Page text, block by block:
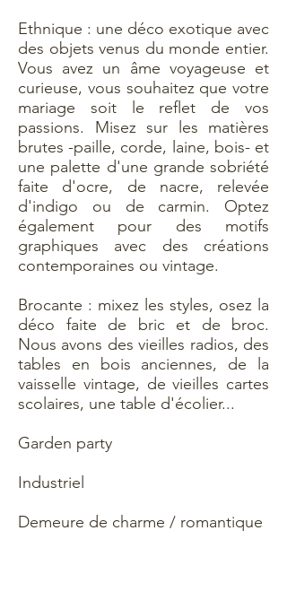
Ethnique : une déco exotique avec
des objets venus du monde entier.
Vous avez un âme voyageuse et
curieuse, vous souhaitez que votre
mariage soit le reflet de vos
passions. Misez sur les matières
brutes -paille, corde, laine, bois- et
une palette d'une grande sobriété
faite d'ocre, de nacre, relevée
d'indigo ou de carmin. Optez
également pour des motifs
graphiques avec des créations
contemporaines ou vintage.
Brocante : mixez les styles, osez la
déco faite de bric et de broc.
Nous avons des vieilles radios, des
tables en bois anciennes, de la
vaisselle vintage, de vieilles cartes
scolaires, une table d'écolier...
Garden party
Industriel
Demeure de charme / romantique